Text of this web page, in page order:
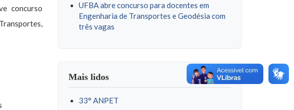
concurso
UFBA abre concurso para docentes em
Engenharia de Transportes e Geodésia com
três vagas
Mais lidos
33° ANPET